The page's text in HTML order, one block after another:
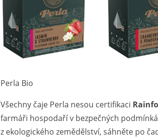
Perla Bio
Všechny čaje Perla nesou certifikaci
farmáři hospodaří v bezpečných
z ekologického zemědělství, sáhněte po